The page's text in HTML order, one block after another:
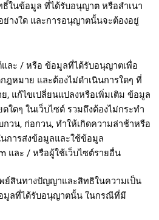
ธิ์ในข้อมูล ที่ได้รับอนุญาต หรือสำเนา
างใด และการอนุญาตนั้นจะต้องอยู่
และ / หรือ ข้อมูลที่ได้รับอนุญาตเพื่อ
ฎหมาย และต้องไม่ดำเนินการใดๆ ที่
, แก้ไขเปลี่ยนแปลงหรือเพิ่มเติม ข้อมูล
ใดๆ ในเว็บไซต์ รวมถึงต้องไม่กระทำ
กวน, ก่อกวน, ทำให้เกิดความล่าช้าหรือ
การส่งข้อมูลและใช้ข้อมูล
และ / หรือผู้ใช้เว็บไซต์รายอื่น
ย์สินทางปัญญาและสิทธิในความเป็น
อมูลที่ได้รับอนุญาตนั้น ในกรณีที่มี